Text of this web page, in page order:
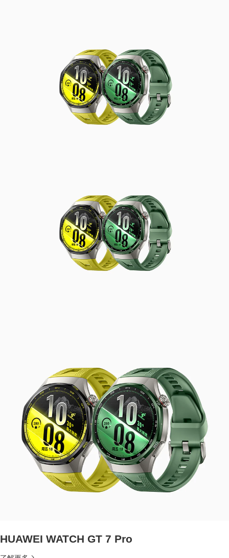
HUAWEI WATCH GT 7 Pro